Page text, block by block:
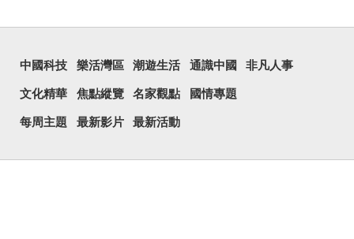
中國科技 樂活灣區 潮遊生活 通識中國 非凡人事
文化精華 焦點縱覽 名家觀點 國情專題
每周主題 最新影片 最新活動